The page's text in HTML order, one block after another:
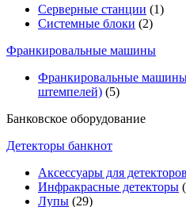
Серверные станции (1)
Системные блоки (2)
Франкировальные машины
Франкировальные
штемпелей) (5)
Банковское оборудование
Детекторы банкнот
Аксессуары для
Инфракрасные детекторы
Лупы (29)